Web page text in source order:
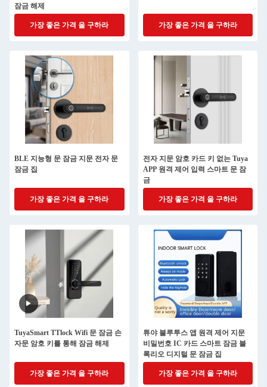
잠금 해제
가장 좋은 가격 을 구하라 가장 좋은 가격 을 구하라
BLE 지능형 문 잠금 지문 전자 문
잠금 집
가장 좋은 가격 을 구하라
전자 지문 암호 카드 키 없는 Tuya
APP 원격 제어 입력 스마트 문 잠
금
가장 좋은 가격 을 구하라
TuyaSmart TTlock Wifi 문 잠금 손
자문 암호 키를 통해 잠금 해제
가장 좋은 가격 을 구하라
튜야 블루투스 앱 원격 제어 지문
비밀번호 IC 카드 스마트 잠금 블
록리오 디지털 문 잠금 집
가장 좋은 가격 을 구하라